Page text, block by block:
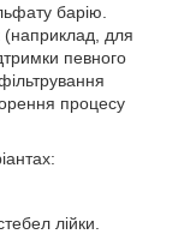
барію.
(наприклад, для
певного
процесу
лійки.